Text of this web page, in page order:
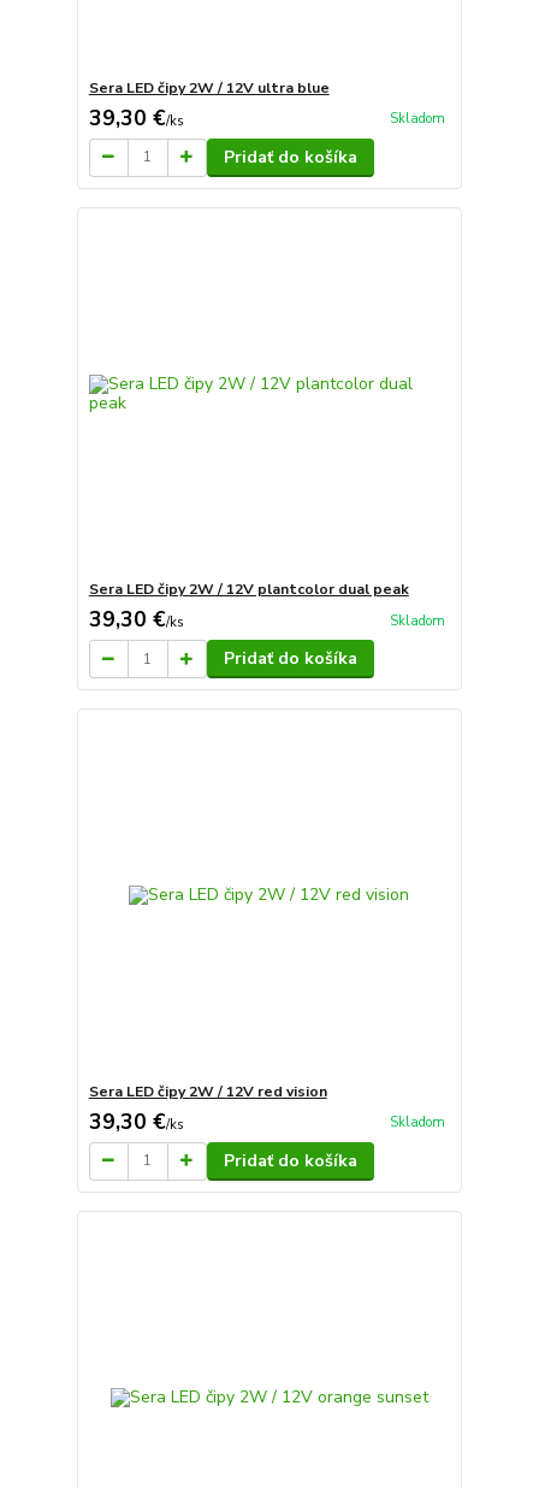
Sera LED čipy 2W / 12V ultra blue
39,30 €/ks Skladom
Pridať do košíka
Sera LED čipy 2W / 12V plantcolor dual peak
39,30 €/ks Skladom
Pridať do košíka
Sera LED čipy 2W / 12V red vision
39,30 €/ks Skladom
Pridať do košíka